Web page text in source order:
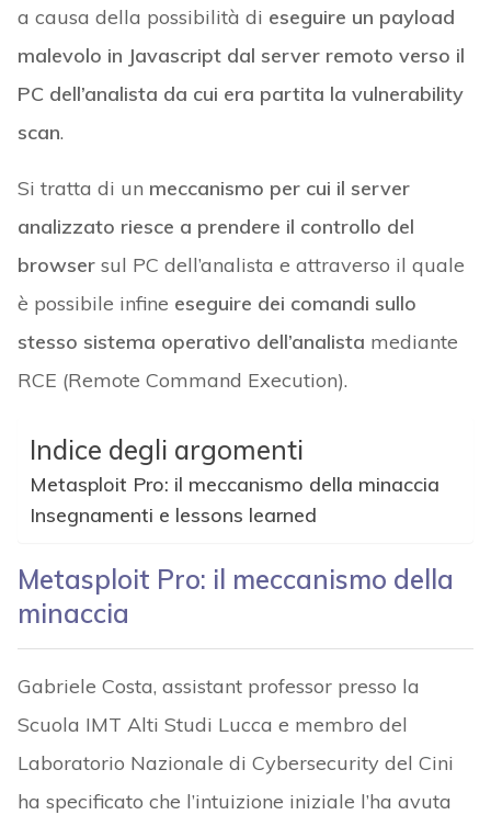
a causa della possibilità di eseguire un payload
malevolo in Javascript dal server remoto verso il
PC dell’analista da cui era partita la vulnerability
scan.
Si tratta di un meccanismo per cui il server
analizzato riesce a prendere il controllo del
browsersul PC dell’analista e attraverso il quale
è possibile infine eseguire dei comandi sullo
stesso sistema operativo dell’analista mediante
RCE (Remote Command Execution).
Indice degli argomenti
Metasploit Pro: il meccanismo della minaccia
Insegnamenti e lessons learned
Metasploit Pro: il meccanismo della
minaccia
Gabriele Costa, assistant professor presso la
Scuola IMT Alti Studi Lucca e membro del
Laboratorio Nazionale di Cybersecurity del Cini
ha specificato che l’intuizione iniziale l’ha avuta